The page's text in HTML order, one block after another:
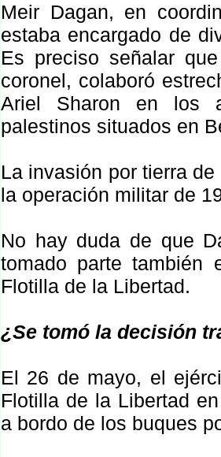
Meir Dagan, en
estaba encargado de
Es preciso señalar
coronel, colaboró
Ariel Sharon en los
palestinos situados en
La invasión por tierra
la operación militar de
No hay duda de que
tomado parte
Flotilla de la Libertad.
¿Se tomó la decisión
El 26 de mayo, el
Flotilla de la Libertad
a bordo de los buques